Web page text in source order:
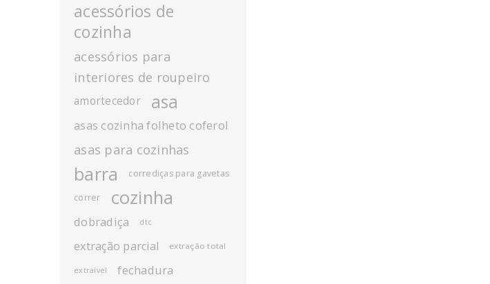
acessórios de
cozinha
acessórios para
interiores de roupeiro
amortecedor asa
asas cozinha folheto coferol
asas para cozinhas
barra corrediças para gavetas
correr cozinha
dobradiça dtc
extração parcial extração total
extraível fechadura